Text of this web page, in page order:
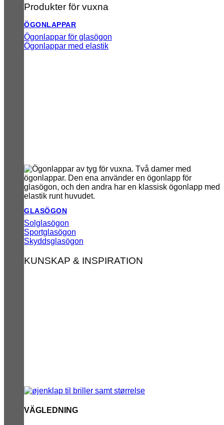
Produkter för vuxna
ÖGONLAPPAR
Ögonlappar för glasögon
Ögonlappar med elastik
GLASÖGON
Solglasögon
Sportglasögon
Skyddsglasögon
KUNSKAP & INSPIRATION
VÄGLEDNING